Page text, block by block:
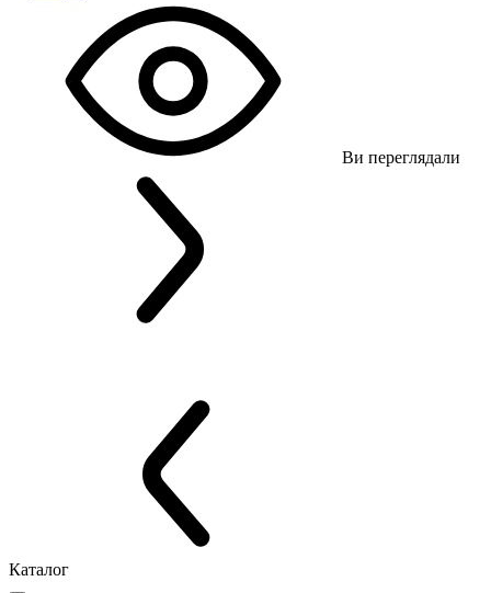
Ви переглядали
Каталог